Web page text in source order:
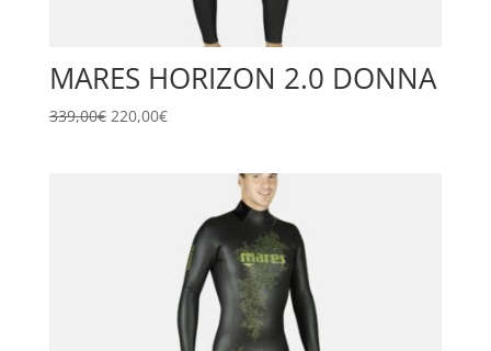
MARES HORIZON 2.0 DONNA
339,00€ Il
220,00€Il
220,00€.